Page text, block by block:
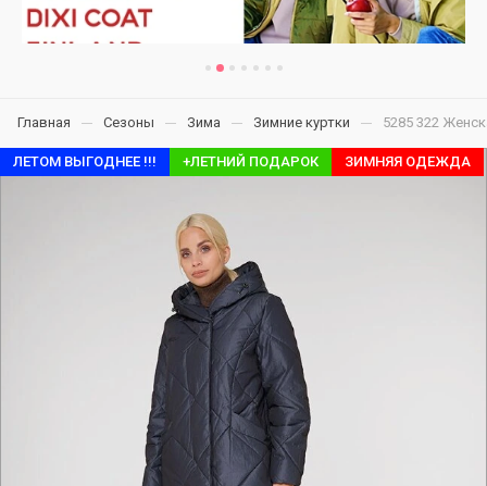
Главная Сезоны Зима Зимние куртки 5285 322
ЛЕТОМ ВЫГОДНЕЕ !!! +ЛЕТНИЙ ПОДАРОК ЗИМНЯЯ ОДЕЖДА